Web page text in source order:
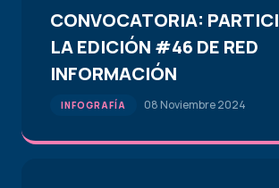
CONVOCATORIA:
LA EDICIÓN #46 DE RED
INFORMACIÓN
INFOGRAFÍA 08 Noviembre 2024